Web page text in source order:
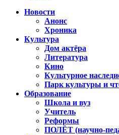
Новости
Анонс
Хроника
Культура
Дом актёра
Литература
Кино
Культурное
Парк культуры и
Образование
Школа и вуз
Учитель
Реформы
ПОЛЁТ (научно-